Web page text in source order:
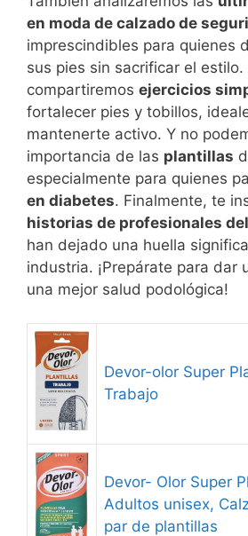
en moda de calzado de
imprescindibles para quienes
sus pies sin sacrificar el
compartiremos ejercicios
fortalecer pies y tobillos,
mantenerte activo. Y no
importancia de las plantillas
especialmente para quienes
en diabetes. Finalmente, te
historias de profesionales
han dejado una huella
industria. ¡Prepárate para dar
una mejor salud podológica!
Devor-olor Super
Trabajo
Devor- Olor Super
Adultos unisex,
par de plantillas